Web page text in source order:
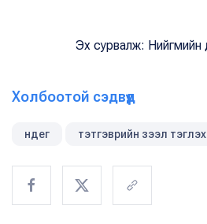
Эх сурвалж: Нийгмийн
Холбоотой сэдвүүд
ндег тэтгэврийн зээл тэглэх